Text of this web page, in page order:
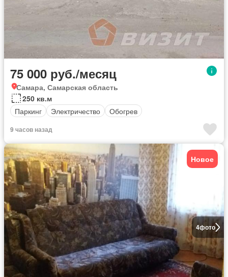
75 000 руб./месяц
Самара, Самарская область
250 кв.м
Паркинг
Электричество Обогрев
9 часов назад
4фото
Новое